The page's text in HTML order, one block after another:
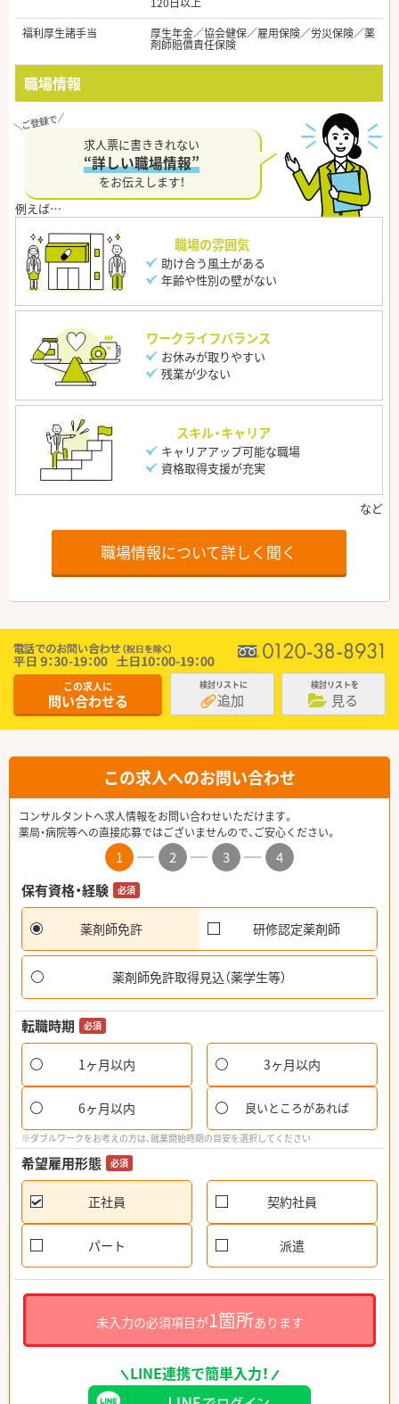
福利厚生諸手当
厚生年金／協会健保／雇用保険／労災保険／薬
剤師賠償責任保険
職場情報
求人票に書ききれない
“詳しい職場情報”
をお伝えします！
職場の雰囲気
助け合う風土がある
年齢や性別の壁がない
ワークライフバランス
お休みが取りやすい
残業が少ない
スキル・キャリア
キャリアアップ可能な職場
資格取得支援が充実
職場情報について詳しく聞く
この求人に
問い合わせる
検討リストに
追加
検討リストを
見る
この求人へのお問い合わせ
コンサルタントへ求人情報をお問い合わせいただけます。
薬局・病院等への直接応募ではございませんので、ご安心ください。
1 2 3
4
保有資格・経験
必須
薬剤師免許 研修認定薬剤師
薬剤師免許取得見込（薬学生等）
転職時期 必須
1ヶ月以内 3ヶ月以内
6ヶ月以内 良いところがあれば
※ダブルワークをお考えの方は、就業開始時期の目安を選択してください
希望雇用形態 必須
正社員 契約社員
パート 派遣
未入力の必須項目が1箇所あります
LINE連携で簡単入力！